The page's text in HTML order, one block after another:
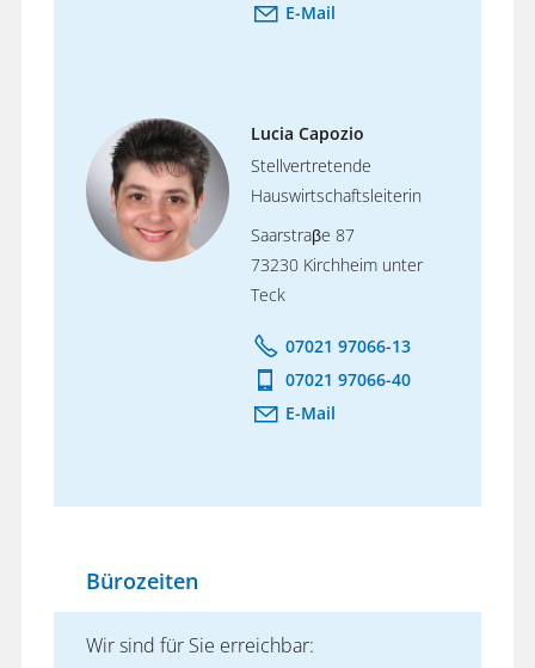
E-Mail
Lucia Capozio
Stellvertretende
Hauswirtschaftsleiterin
Saarstraβe 87
73230 Kirchheim unter
Teck
07021 97066-13
07021 97066-40
E-Mail
Bürozeiten
Wir sind für Sie erreichbar: